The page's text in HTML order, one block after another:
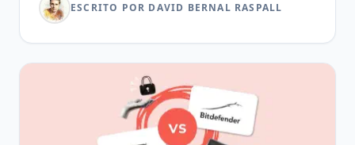
ESCRITO POR DAVID BERNAL RASPALL